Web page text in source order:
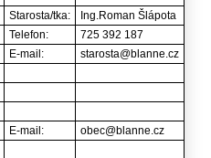
Starosta/tka:
Ing.Roman Šlápota
Telefon:
725 392 187
E-mail:
starosta@blanne.cz
E-mail:
obec@blanne.cz